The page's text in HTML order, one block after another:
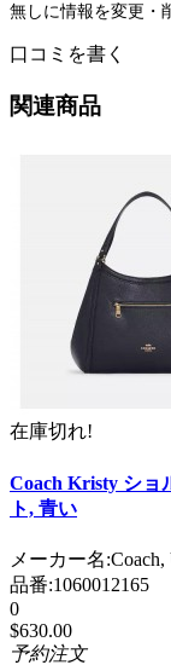
無しに情報を変更・
口コミを書く
関連商品
在庫切れ!
Coach Kristy ショ
ト, 青い
メーカー名:Coach,
品番:1060012165
0
$630.00
予約注文